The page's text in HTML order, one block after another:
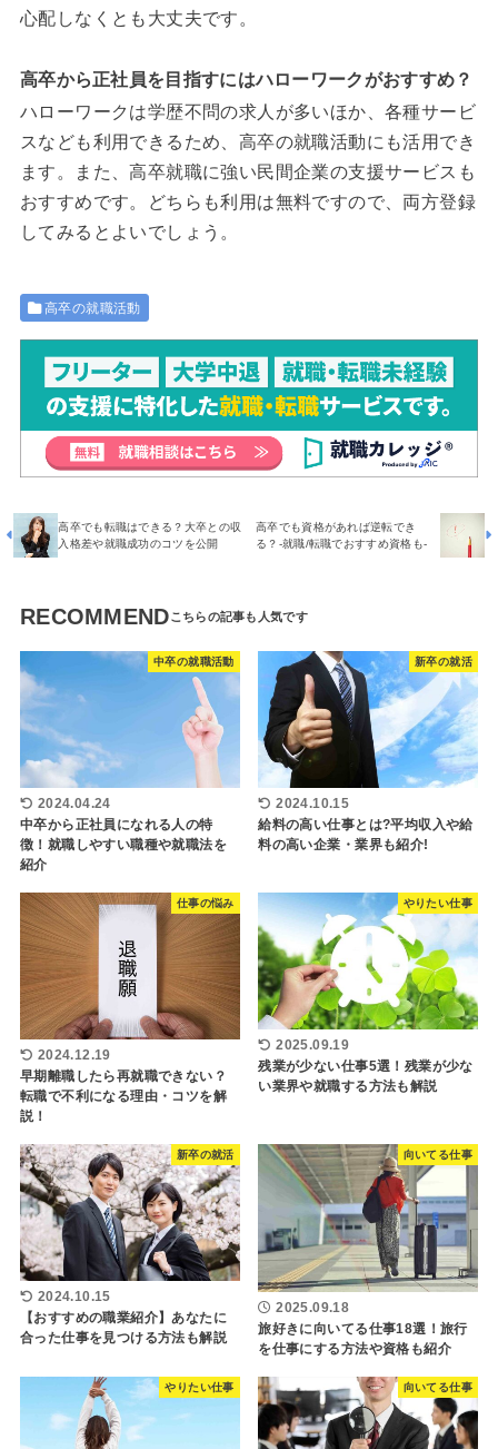
心配しなくとも大丈夫です。
高卒から正社員を目指すにはハローワークがおすすめ？
ハローワークは学歴不問の求人が多いほか、各種サービ
スなども利用できるため、高卒の就職活動にも活用でき
ます。また、高卒就職に強い民間企業の支援サービスも
おすすめです。どちらも利用は無料ですので、両方登録
してみるとよいでしょう。
高卒の就職活動
高卒でも転職はできる？大卒との収
入格差や就職成功のコツを公開
高卒でも資格があれば逆転でき
る？-就職/転職でおすすめ資格も-
RECOMMEND
中卒の就職活動
2024.04.24
中卒から正社員になれる人の特
徴！就職しやすい職種や就職法を
紹介
新卒の就活
2024.10.15
給料の高い仕事とは?平均収入や給
料の高い企業・業界も紹介!
仕事の悩み
2024.12.19
早期離職したら再就職できない？
転職で不利になる理由・コツを解
説！
やりたい仕事
2025.09.19
残業が少ない仕事5選！残業が少な
い業界や就職する方法も解説
新卒の就活
2024.10.15
【おすすめの職業紹介】あなたに
合った仕事を見つける方法も解説
向いてる仕事
2025.09.18
旅好きに向いてる仕事18選！旅行
を仕事にする方法や資格も紹介
やりたい仕事 向いてる仕事